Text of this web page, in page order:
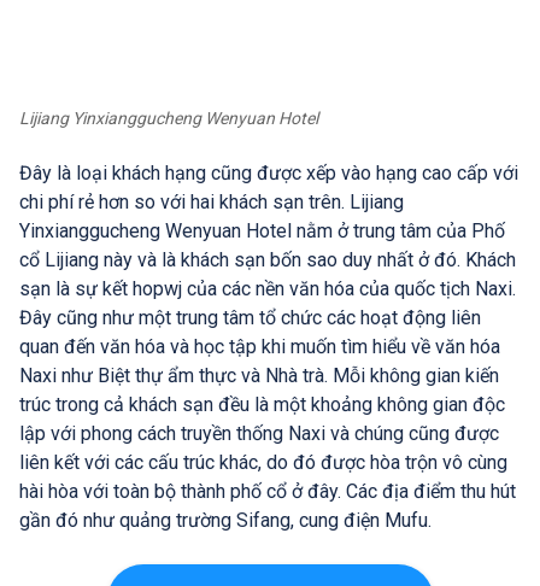
Lijiang Yinxianggucheng Wenyuan Hotel
Đây là loại khách hạng cũng được xếp vào hạng cao cấp với
chi phí rẻ hơn so với hai khách sạn trên. Lijiang
Yinxianggucheng Wenyuan Hotel nằm ở trung tâm của Phố
cổ Lijiang này và là khách sạn bốn sao duy nhất ở đó. Khách
sạn là sự kết hopwj của các nền văn hóa của quốc tịch Naxi.
Đây cũng như một trung tâm tổ chức các hoạt động liên
quan đến văn hóa và học tập khi muốn tìm hiểu về văn hóa
Naxi như Biệt thự ẩm thực và Nhà trà. Mỗi không gian kiến
trúc trong cả khách sạn đều là một khoảng không gian độc
lập với phong cách truyền thống Naxi và chúng cũng được
liên kết với các cấu trúc khác, do đó được hòa trộn vô cùng
hài hòa với toàn bộ thành phố cổ ở đây. Các địa điểm thu hút
gần đó như quảng trường Sifang, cung điện Mufu.